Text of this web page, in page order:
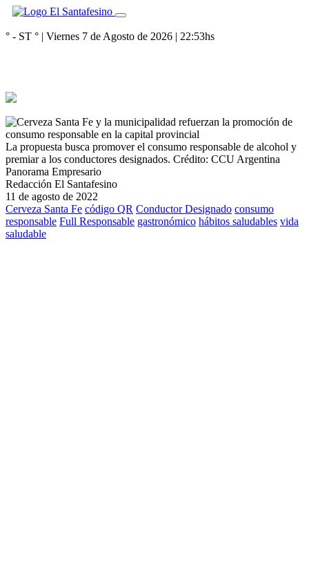
° - ST ° | Viernes 7 de Agosto de 2026 | 22:53hs
La propuesta busca promover el consumo responsable de alcohol y
premiar a los conductores designados. Crédito: CCU Argentina
Panorama Empresario
Redacción El Santafesino
11 de agosto de 2022
Cerveza Santa Fe código QR Conductor Designado consumo
responsable Full Responsable gastronómico hábitos saludables vida
saludable